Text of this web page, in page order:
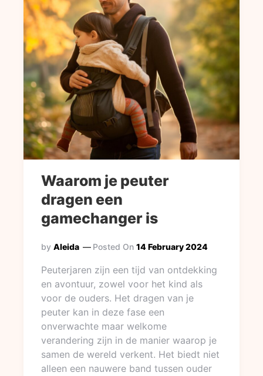
Waarom je peuter
dragen een
gamechanger is
by Aleida Posted On 14 February 2024
Peuterjaren zijn een tijd van ontdekking
en avontuur, zowel voor het kind als
voor de ouders. Het dragen van je
peuter kan in deze fase een
onverwachte maar welkome
verandering zijn in de manier waarop je
samen de wereld verkent. Het biedt niet
alleen een nauwere band tussen ouder